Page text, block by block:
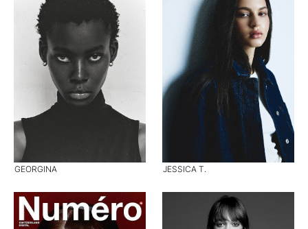
GEORGINA JESSICA T.